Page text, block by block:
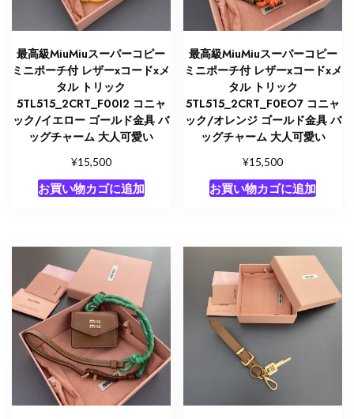
最高級MiuMiuスーパーコピー
ミニポーチ付 レザーxコードxメ
タル トリック
5TL515_2CRT_F00I2 コニャ
ック/イエロー ゴールド金具 バ
ッグチャーム 大人可愛い
¥15,500
お買い物カゴに追加
最高級MiuMiuスーパーコピー
ミニポーチ付 レザーxコードxメ
タル トリック
5TL515_2CRT_F0EO7 コニャ
ック/オレンジ ゴールド金具 バ
ッグチャーム 大人可愛い
¥15,500
お買い物カゴに追加